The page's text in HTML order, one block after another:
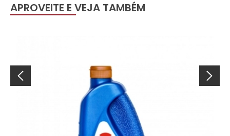
APROVEITE E VEJA TAMBÉM